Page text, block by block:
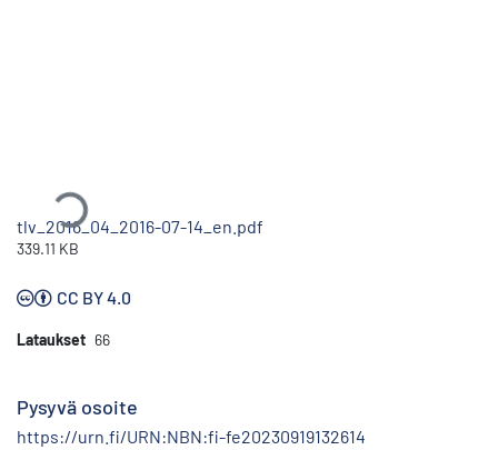
Ladataan...
tlv_2016_04_2016-07-14_en.pdf
339.11 KB
CC BY 4.0
Lataukset 66
Pysyvä osoite
https://urn.fi/URN:NBN:fi-fe20230919132614